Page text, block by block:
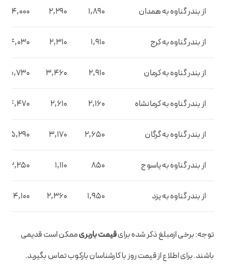
از بندر گناوه به همدان 1,890
2,290
4,000
از بندر گناوه به کرج 1,910
2,310
4,030
از بندر گناوه به کرمان 2,910
3,460
5,730
از بندر گناوه به کرمانشاه 2,160
2,610
4,470
از بندر گناوه به گرگان 2,650
3,170
5,290
از بندر گناوه به یاسوج 850
1,110
2,250
از بندر گناوه به یزد 1,950
2,360
4,100
توجه: برخی ازمبلغ ذکر شده برایقیمت باربریممکن است قدیمی
باشند. برای اطلاع از قیمت روز با کارشناسان بارکوب تماس بگیرید.